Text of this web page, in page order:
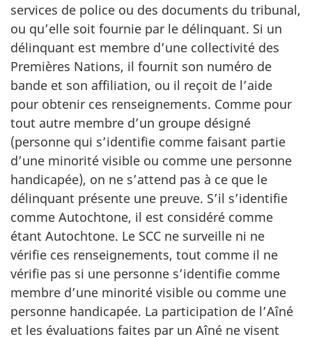
services de police ou des documents du tribunal,
ou qu’elle soit fournie par le délinquant. Si un
délinquant est membre d’une collectivité des
Premières Nations, il fournit son numéro de
bande et son affiliation, ou il reçoit de l’aide
pour obtenir ces renseignements. Comme pour
tout autre membre d’un groupe désigné
(personne qui s’identifie comme faisant partie
d’une minorité visible ou comme une personne
handicapée), on ne s’attend pas à ce que le
délinquant présente une preuve. S’il s’identifie
comme Autochtone, il est considéré comme
étant Autochtone. Le SCC ne surveille ni ne
vérifie ces renseignements, tout comme il ne
vérifie pas si une personne s’identifie comme
membre d’une minorité visible ou comme une
personne handicapée. La participation de l’Aîné
et les évaluations faites par un Aîné ne visent